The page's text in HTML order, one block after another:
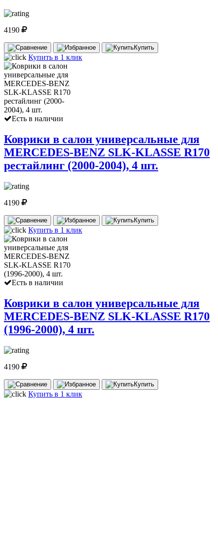
4190
Купить
Купить в 1 клик
Есть в наличии
Коврики в салон универсальные для
MERCEDES-BENZ SLK-KLASSE R170
рестайлинг (2000-2004), 4 шт.
4190
Купить
Купить в 1 клик
Есть в наличии
Коврики в салон универсальные для
MERCEDES-BENZ SLK-KLASSE R170
(1996-2000), 4 шт.
4190
Купить
Купить в 1 клик